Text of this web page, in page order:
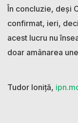
În concluzie, deși
confirmat, ieri,
acest lucru nu
doar amânarea
Tudor Ioniță,